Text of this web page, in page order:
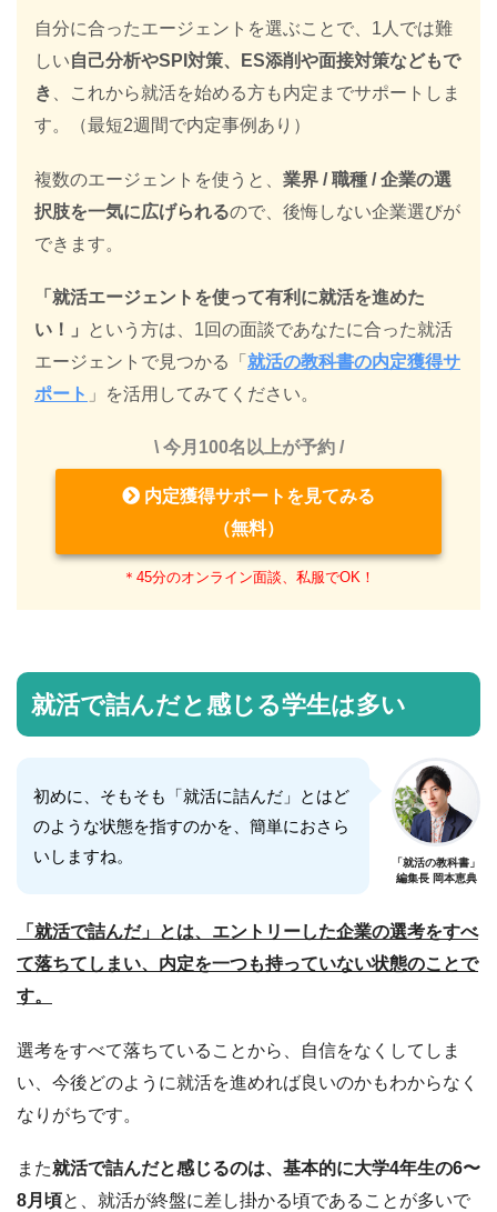
自分に合ったエージェントを選ぶことで、1人では難
しい自己分析やSPI対策、ES添削や面接対策などもで
き
、これから就活を始める方も内定までサポートしま
す。（最短2週間で内定事例あり）
複数のエージェントを使うと、 業界 / 職種 / 企業の選
択肢を一気に広げられるので、後悔しない企業選びが
できます。
「就活エージェントを使って有利に就活を進めた
い！」
という方は、1回の面談であなたに合った就活
エージェントで見つかる「 就活の教科書の内定獲得サ
ポート 」を活用してみてください。
\ 今月100名以上が予約 /
内定獲得サポートを見てみる
（無料）
＊45分のオンライン面談、私服でOK！
就活で詰んだと感じる学生は多い
初めに、そもそも「就活に詰んだ」とはど
のような状態を指すのかを、簡単におさら
いしますね。
「就活の教科書」
編集長 岡本恵典
「就活で詰んだ」とは、エントリーした企業の選考をすべ
て落ちてしまい、内定を一つも持っていない状態のことで
す。
選考をすべて落ちていることから、自信をなくしてしま
い、今後どのように就活を進めれば良いのかもわからなく
なりがちです。
また就活で詰んだと感じるのは、基本的に大学4年生の6〜
8月頃と、就活が終盤に差し掛かる頃であることが多いで